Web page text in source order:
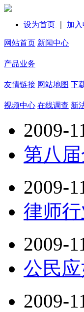
设为首页 加
网站首页 新闻中心
产品业务
友情链接 网站地图 下
视频中心 在线调查 新
2009-
第八
2009-
律师
2009-
公民
2009-